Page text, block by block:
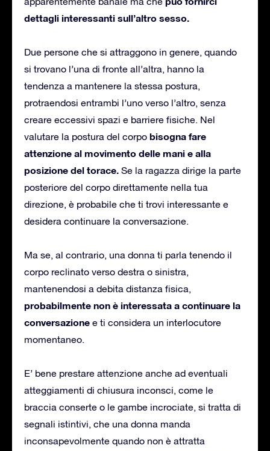
dettagli interessanti sull’altro sesso.
Due persone che si attraggono in genere, quando
si trovano l’una di fronte all’altra, hanno la
tendenza a mantenere la stessa postura,
protraendosi entrambi l’uno verso l’altro, senza
creare eccessivi spazi e barriere fisiche. Nel
valutare la postura del corpo bisogna fare
attenzione al movimento delle mani e alla
posizione del torace. Se la ragazza dirige la parte
posteriore del corpo direttamente nella tua
direzione, è probabile che ti trovi interessante e
desidera continuare la conversazione.
Ma se, al contrario, una donna ti parla tenendo il
corpo reclinato verso destra o sinistra,
mantenendosi a debita distanza fisica,
probabilmente non è interessata a continuare la
conversazione e ti considera un interlocutore
momentaneo.
E’ bene prestare attenzione anche ad eventuali
atteggiamenti di chiusura inconsci, come le
braccia conserte o le gambe incrociate, si tratta di
segnali istintivi, che una donna manda
inconsapevolmente quando non è attratta